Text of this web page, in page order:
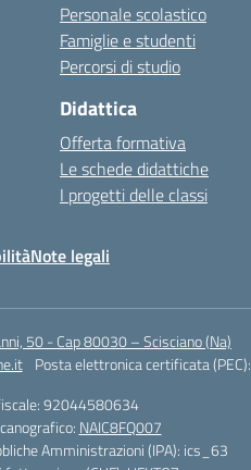
Personale scolastico
Famiglie e studenti
Percorsi di studio
Didattica
Offerta formativa
Le schede didattiche
I progetti delle classi
Note legali
50 - Cap 80030 – Scisciano (Na)
Posta elettronica certificata (PEC):
92044580634
NAIC8FQ007
Amministrazioni (IPA): ics_63